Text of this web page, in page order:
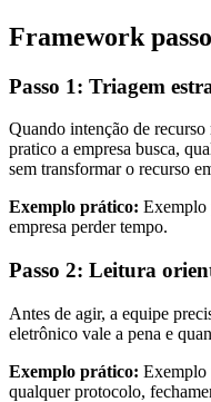
Framework
Passo 1: Triagem
Quando intenção de
pratico a empresa busca,
sem transformar o recurso
Exemplo prático: Exemplo
empresa perder tempo.
Passo 2: Leitura
Antes de agir, a equipe
eletrônico vale a pena e
Exemplo prático: Exemplo
qualquer protocolo,